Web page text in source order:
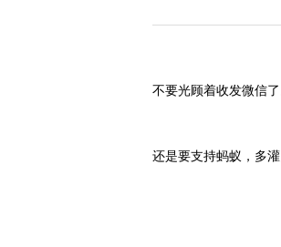
不要光顾着收发微信
还是要支持蚂蚁，多灌